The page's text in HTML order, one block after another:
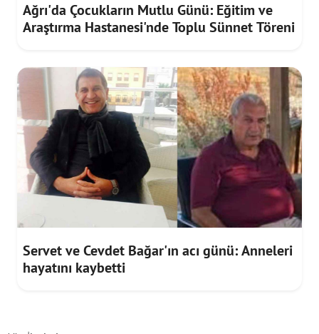
Ağrı'da Çocukların Mutlu Günü: Eğitim ve
Araştırma Hastanesi'nde Toplu Sünnet Töreni
Servet ve Cevdet Bağar'ın acı günü: Anneleri
hayatını kaybetti